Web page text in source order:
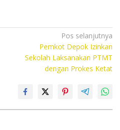
Pos selanjutnya
Pemkot Depok Izinkan
Sekolah Laksanakan PTMT
dengan Prokes Ketat